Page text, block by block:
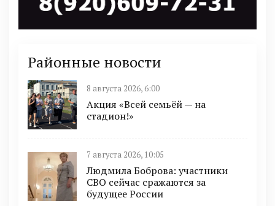
Районные новости
8 августа 2026, 6:00
Акция «Всей семьёй — на
стадион!»
7 августа 2026, 10:05
Людмила Боброва: участники
СВО сейчас сражаются за
будущее России